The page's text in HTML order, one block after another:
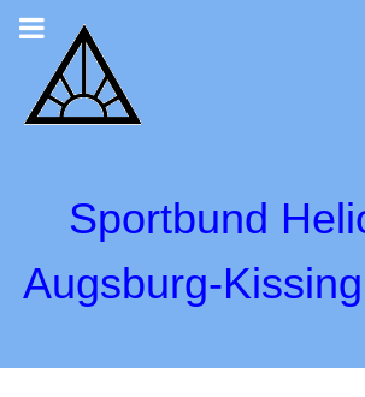
Sportbund
Augsburg-